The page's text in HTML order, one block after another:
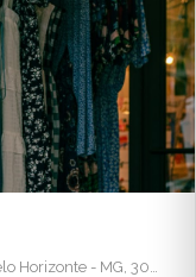
Av. Senador Levindo Coelho, 410 - Tirol, Belo Horizonte - MG, 30662-290, Brasil - Ibirité